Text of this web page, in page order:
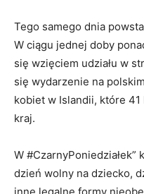
Tego samego dnia
W ciągu jednej doby
się wzięciem udziału w
się wydarzenie na
kobiet w Islandii, które 41
kraj.
W
dzień wolny na dziecko,